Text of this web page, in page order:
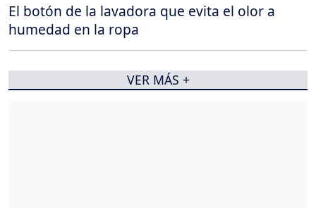
El botón de la lavadora que evita el olor a
humedad en la ropa
VER MÁS +